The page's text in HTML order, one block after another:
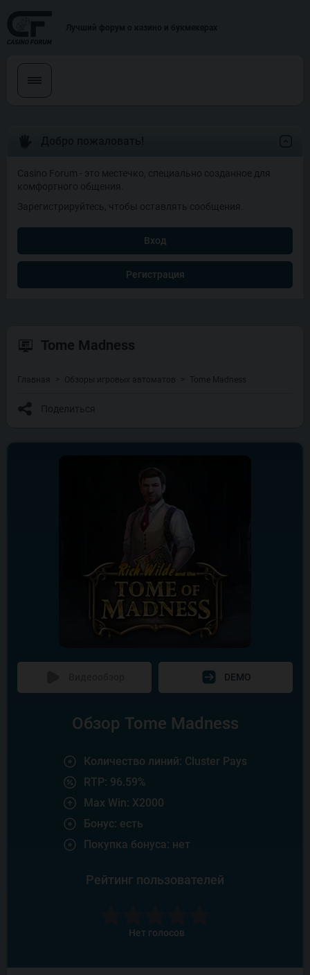
Tome Madness
Главная Обзоры игровых автоматов Tome Madness
Поделиться
DEMO
Обзор Tome Madness
Количество линий: Cluster Pays
RTP: 96.59%
Max Win: X2000
Бонус: есть
Покупка бонуса: нет
Рейтинг пользователей
Нет голосов
Casino Forum - это местечко, специально созданное для
комфортного общения.
Зарегистрируйтесь, чтобы оставлять сообщения.
Вход
Регистрация